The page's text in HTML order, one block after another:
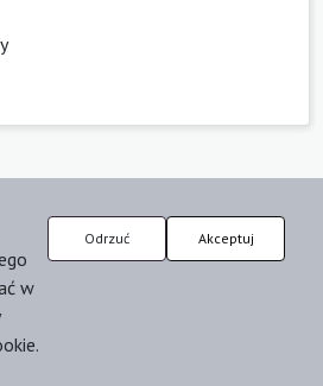
w
Odrzuć Akceptuj